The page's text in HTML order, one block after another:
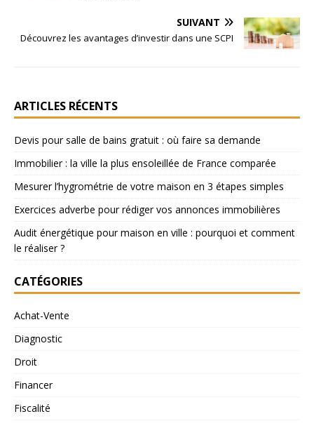
SUIVANT
Découvrez les avantages d’investir dans une SCPI
ARTICLES RÉCENTS
Devis pour salle de bains gratuit : où faire sa demande
Immobilier : la ville la plus ensoleillée de France comparée
Mesurer l’hygrométrie de votre maison en 3 étapes simples
Exercices adverbe pour rédiger vos annonces immobilières
Audit énergétique pour maison en ville : pourquoi et comment
le réaliser ?
CATÉGORIES
Achat-Vente
Diagnostic
Droit
Financer
Fiscalité